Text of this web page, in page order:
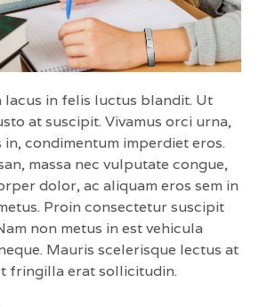
in felis luctus blandit. Ut
at suscipit. Vivamus orci urna,
condimentum imperdiet eros.
massa nec vulputate congue,
dolor, ac aliquam eros sem in
Proin consectetur suscipit
non metus in est vehicula
Mauris scelerisque lectus at
fringilla erat sollicitudin.